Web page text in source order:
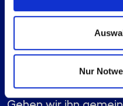
Nur
Es geht immer